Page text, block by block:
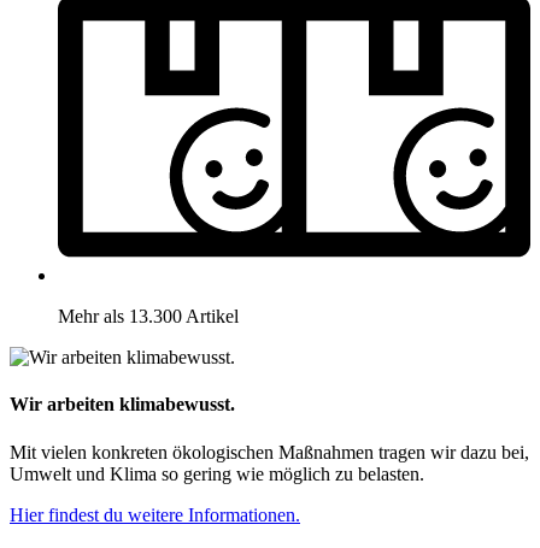
Mehr als 13.300 Artikel
Wir arbeiten klimabewusst.
Mit vielen konkreten ökologischen Maßnahmen tragen wir dazu bei,
Umwelt und Klima so gering wie möglich zu belasten.
Hier findest du weitere Informationen.